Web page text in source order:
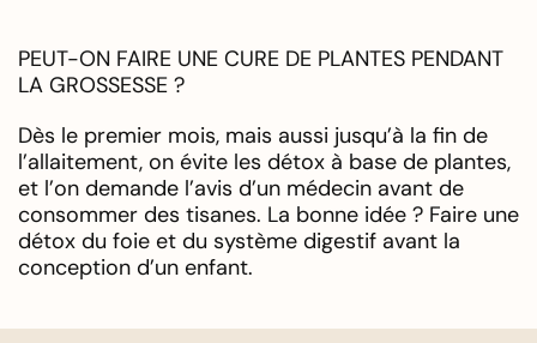
PEUT-ON FAIRE UNE CURE DE PLANTES PENDANT
LA GROSSESSE ?
Dès le premier mois, mais aussi jusqu’à la fin de
l’allaitement, on évite les détox à base de plantes,
et l’on demande l’avis d’un médecin avant de
consommer des tisanes. La bonne idée ? Faire une
détox du foie et du système digestif avant la
conception d’un enfant.